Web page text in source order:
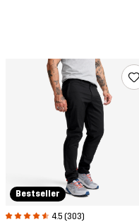
Bestseller
4.5 (303)